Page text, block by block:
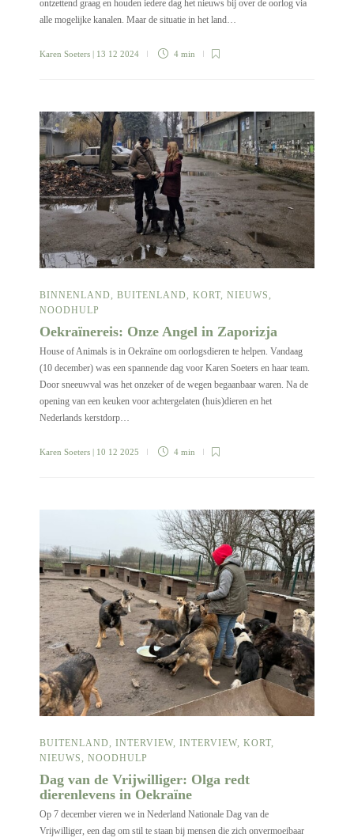
ontzettend graag en houden iedere dag het nieuws bij over de oorlog via
alle mogelijke kanalen. Maar de situatie in het land…
Karen Soeters | 13 12 2024 4 min
BINNENLAND, BUITENLAND, KORT, NIEUWS,
NOODHULP
Oekraïnereis: Onze Angel in Zaporizja
House of Animals is in Oekraïne om oorlogsdieren te helpen. Vandaag
(10 december) was een spannende dag voor Karen Soeters en haar team.
Door sneeuwval was het onzeker of de wegen begaanbaar waren. Na de
opening van een keuken voor achtergelaten (huis)dieren en het
Nederlands kerstdorp…
Karen Soeters | 10 12 2025 4 min
BUITENLAND, INTERVIEW, INTERVIEW, KORT,
NIEUWS, NOODHULP
Dag van de Vrijwilliger: Olga redt
dierenlevens in Oekraïne
Op 7 december vieren we in Nederland Nationale Dag van de
Vrijwilliger, een dag om stil te staan bij mensen die zich onvermoeibaar